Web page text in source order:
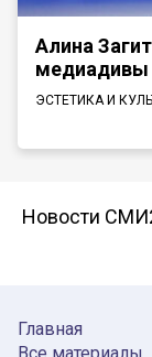
Алина
медиадивы
ЭСТЕТИКА И
Новости
Главная